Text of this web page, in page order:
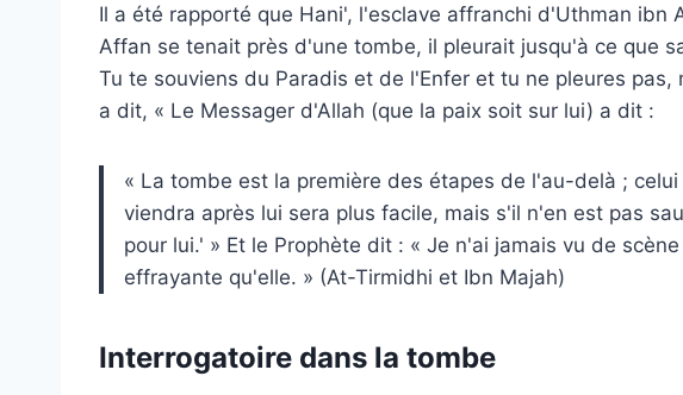
Il a été rapporté que Hani', l'esclave affranchi d'Uthman ibn
Affan se tenait près d'une tombe, il pleurait jusqu'à ce que
Tu te souviens du Paradis et de l'Enfer et tu ne pleures pas,
a dit, « Le Messager d'Allah (que la paix soit sur lui) a dit :
« La tombe est la première des étapes de l'au-delà ;
viendra après lui sera plus facile, mais s'il n'en est pas
pour lui.' » Et le Prophète dit : « Je n'ai jamais vu de
effrayante qu'elle. » (At-Tirmidhi et Ibn Majah)
Interrogatoire dans la tombe